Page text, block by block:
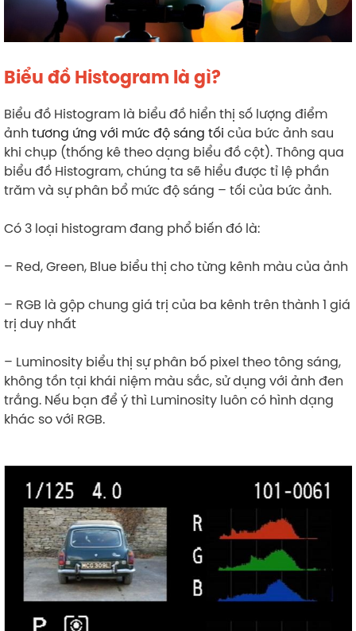
Biểu đồ Histogram là gì?
Biểu đồ Histogram là biểu đồ hiển thị số lượng điểm
ảnh tương ứng với mức độ sáng tối của bức ảnh sau
khi chụp (thống kê theo dạng biểu đồ cột). Thông qua
biểu đồ Histogram, chúng ta sẽ hiểu được tỉ lệ phần
trăm và sự phân bổ mức độ sáng – tối của bức ảnh.
Có 3 loại histogram đang phổ biến đó là:
– Red, Green, Blue biểu thị cho từng kênh màu của ảnh
– RGB là gộp chung giá trị của ba kênh trên thành 1 giá
trị duy nhất
– Luminosity biểu thị sự phân bố pixel theo tông sáng,
không tồn tại khái niệm màu sắc, sử dụng với ảnh đen
trắng. Nếu bạn để ý thì Luminosity luôn có hình dạng
khác so với RGB.